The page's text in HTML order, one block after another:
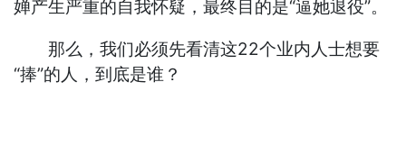
婵产生严重的自我怀疑，最终目的是“逼她退役”。
那么，我们必须先看清这22个业内人士想要
“捧”的人，到底是谁？